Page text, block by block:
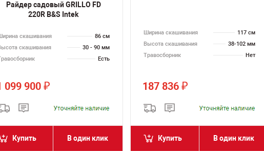
Райдер садовый GRILLO FD
220R B&S Intek
скашивания
86 см
скашивания
30 - 90 мм
Есть
099 900 ₽
Купить В один клик
Ширина скашивания
117 см
Высота скашивания
38-102 мм
Травосборник
Нет
187 836 ₽
Купить В один клик